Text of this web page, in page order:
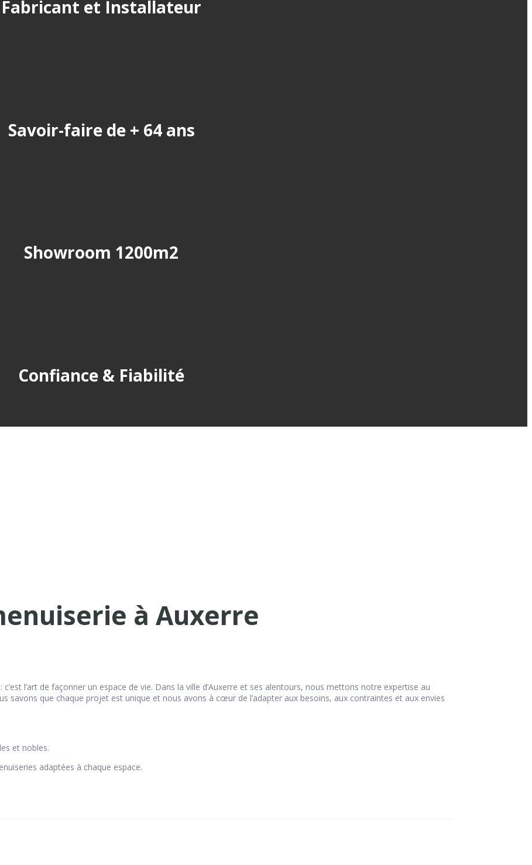
Fabricant et Installateur
Savoir-faire de + 64 ans
Showroom 1200m2
Confiance & Fiabilité
à Auxerre
l’art de façonner un espace de vie. Dans la ville d’Auxerre et ses alentours, nous mettons notre expertise au
savons que chaque projet est unique et nous avons à cœur de l’adapter aux besoins, aux contraintes et aux envies
et nobles.
adaptées à chaque espace.